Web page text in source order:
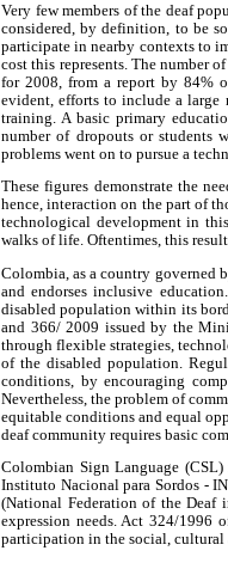
Very few members of the deaf
considered, by definition, to be
participate in nearby contexts to
cost this represents. The number
for 2008, from a report by 84%
evident, efforts to include a large
training. A basic primary
number of dropouts or students
problems went on to pursue a
These figures demonstrate the
hence, interaction on the part of
technological development in
walks of life. Oftentimes, this
Colombia, as a country governed
and endorses inclusive
disabled population within its
and 366/ 2009 issued by the
through flexible strategies,
of the disabled population.
conditions, by encouraging
Nevertheless, the problem of
equitable conditions and equal
deaf community requires basic
Colombian Sign Language
Instituto Nacional para Sordos -
(National Federation of the Deaf
expression needs. Act 324/1996
participation in the social,